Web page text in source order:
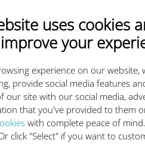
uses cookies
your
experience on our website,
provide social media features
site with our social media,
that you've provided to them
with complete peace of
click "Select" if you want to
しょう シンプル！
eSIM